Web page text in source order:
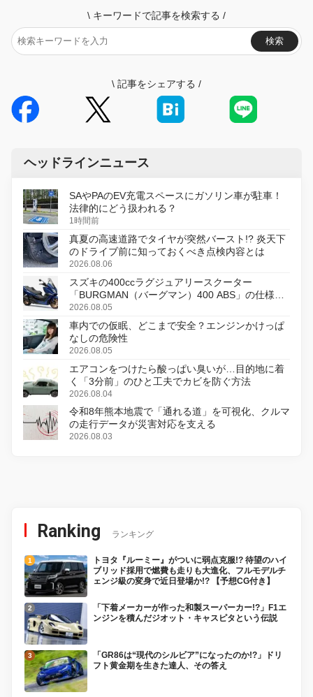
\ キーワードで記事を検索する /
検索
\ 記事をシェアする /
ヘッドラインニュース
SAやPAのEV充電スペースにガソリン車が駐車！
法律的にどう扱われる？
1時間前
真夏の高速道路でタイヤが突然バースト!? 炎天下
のドライブ前に知っておくべき点検内容とは
2026.08.06
スズキの400ccラグジュアリースクーター
「BURGMAN（バーグマン）400 ABS」の仕様を
変更し、8月18日に発売
2026.08.05
車内での仮眠、どこまで安全？エンジンかけっぱ
なしの危険性
2026.08.05
エアコンをつけたら酸っぱい臭いが…目的地に着
く「3分前」のひと工夫でカビを防ぐ方法
2026.08.04
令和8年熊本地震で「通れる道」を可視化、クルマ
の走行データが災害対応を支える
2026.08.03
Ranking ランキング
トヨタ『ルーミー』がついに弱点克服!? 待望のハイ
ブリッド採用で燃費も走りも大進化、フルモデルチ
ェンジ級の変身で近日登場か!? 【予想CG付き】
「下着メーカーが作った和製スーパーカー!?」F1エ
ンジンを積んだジオット・キャスピタという伝説
「GR86は“現代のシルビア”になったのか!?」ドリ
フト黄金期を生きた達人、その答え